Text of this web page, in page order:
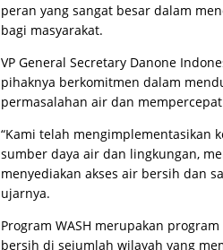
peran yang sangat besar dalam
bagi masyarakat.
VP General Secretary Danone
pihaknya berkomitmen dalam
permasalahan air dan
“Kami telah mengimplementasikan
sumber daya air dan lingkungan,
menyediakan akses air bersih dan
ujarnya.
Program WASH merupakan
bersih di sejumlah wilayah yang